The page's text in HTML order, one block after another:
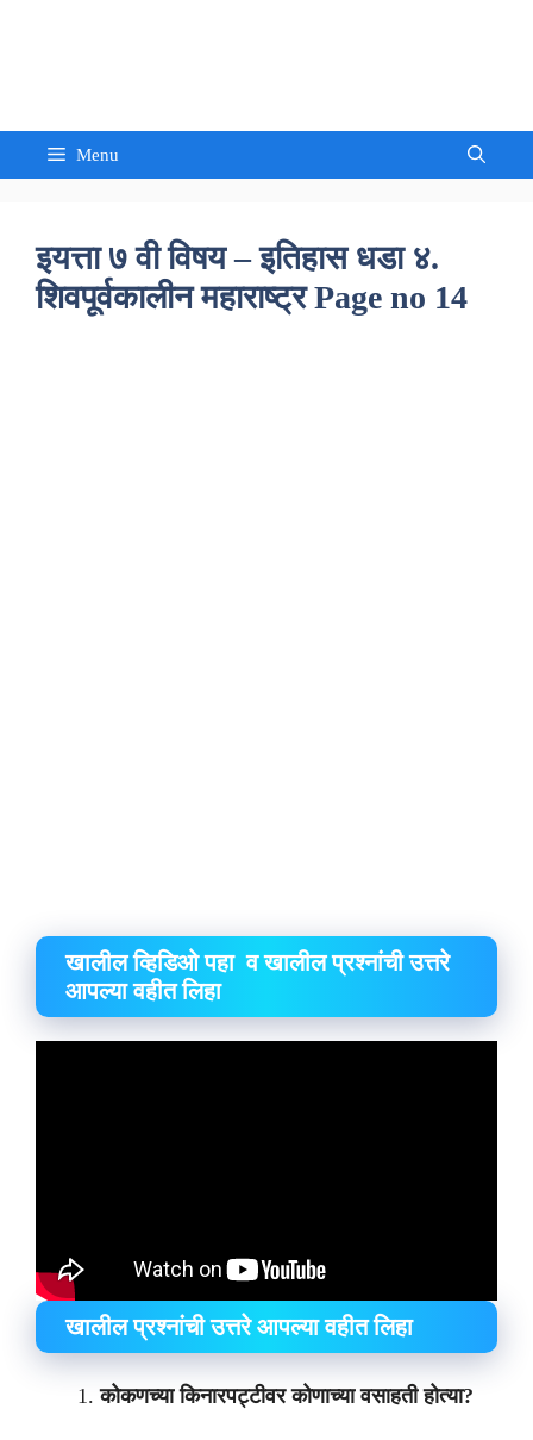
Menu
इयत्ता ७ वी विषय – इतिहास धडा ४.
शिवपूर्वकालीन महाराष्ट्र Page no 14
खालील व्हिडिओ पहा व खालील प्रश्नांची उत्तरे
आपल्या वहीत लिहा
खालील प्रश्नांची उत्तरे आपल्या वहीत लिहा
कोकणच्या किनारपट्टीवर कोणाच्या वसाहती होत्या?